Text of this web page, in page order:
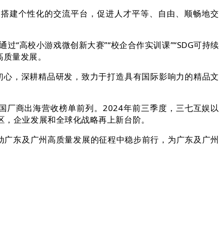
个性化的交流平台，促进人才平等、自由、顺畅地交
高校小游戏微创新大赛”“校企合作实训课”“SDG可持续
量发展。
，深耕精品研发，致力于打造具有国际影响力的精品文
商出海营收榜单前列。2024年前三季度，三七互娱以
企业发展和全球化战略再上新台阶。
东及广州高质量发展的征程中稳步前行，为广东及广州